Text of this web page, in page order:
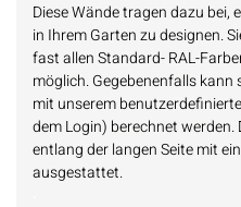
Diese Wände tragen dazu bei,
in Ihrem Garten zu designen.
fast allen Standard- RAL-
möglich. Gegebenenfalls kann
mit unserem
dem Login) berechnet werden.
entlang der langen Seite mit
ausgestattet.